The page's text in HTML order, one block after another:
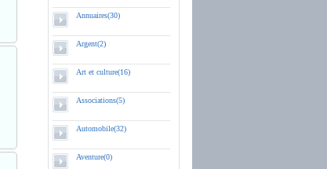
Annuaires(30)
Argent(2)
Art et culture(16)
Associations(5)
Automobile(32)
Aventure(0)